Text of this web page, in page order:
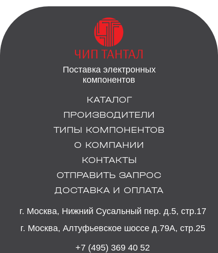
Поставка электронных
компонентов
КАТАЛОГ
ПРОИЗВОДИТЕЛИ
ТИПЫ КОМПОНЕНТОВ
О КОМПАНИИ
КОНТАКТЫ
ОТПРАВИТЬ ЗАПРОС
ДОСТАВКА И ОПЛАТА
г. Москва, Нижний Сусальный пер. д.5, стр.17
г. Москва, Алтуфьевское шоссе д.79А, стр.25
+7 (495) 369 40 52